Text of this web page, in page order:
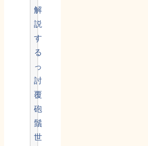
解
説
す
る
っ
討
覆
砲
鬚
世